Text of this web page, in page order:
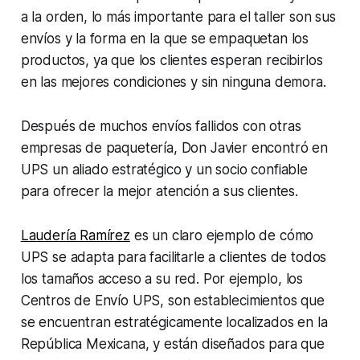
a la orden, lo más importante para el taller son sus
envíos y la forma en la que se empaquetan los
productos, ya que los clientes esperan recibirlos
en las mejores condiciones y sin ninguna demora.
Después de muchos envíos fallidos con otras
empresas de paquetería, Don Javier encontró en
UPS un aliado estratégico y un socio confiable
para ofrecer la mejor atención a sus clientes.
Laudería Ramírez es un claro ejemplo de cómo
UPS se adapta para facilitarle a clientes de todos
los tamaños acceso a su red. Por ejemplo, los
Centros de Envío UPS, son establecimientos que
se encuentran estratégicamente localizados en la
República Mexicana, y están diseñados para que